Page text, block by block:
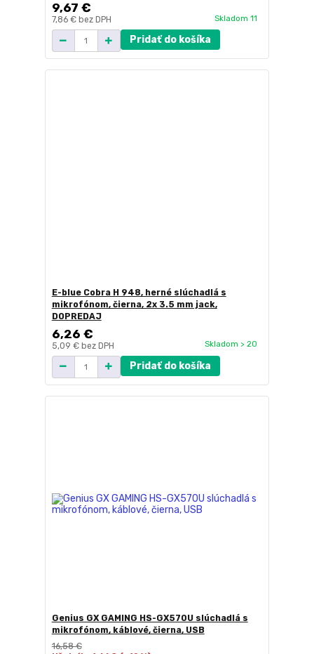
9,67 €
7,86 € bez DPH Skladom 11
Pridať do košíka
E-blue Cobra H 948, herné slúchadlá s
mikrofónom, čierna, 2x 3.5 mm jack,
DOPREDAJ
6,26 €
5,09 € bez DPH Skladom > 20
Pridať do košíka
Genius GX GAMING HS-GX570U slúchadlá s
mikrofónom, káblové, čierna, USB
16,58 €